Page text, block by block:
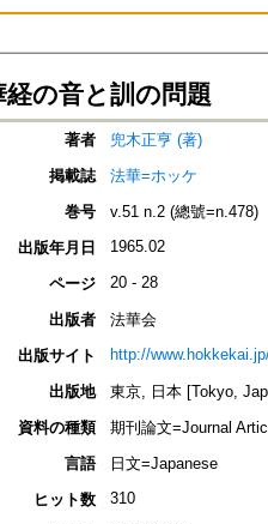
経の音と訓の問題
著者
兜木正亨 (著)
掲載誌
法華=ホッケ
巻号
v.51 n.2 (總號=n.478)
出版年月日
1965.02
ページ 20 - 28
出版者
法華会
出版サイト
http://
出版地
東京, 日本 [Tokyo,
資料の種類
期刊論文=Journal
言語
日文=Japanese
ヒット数
310